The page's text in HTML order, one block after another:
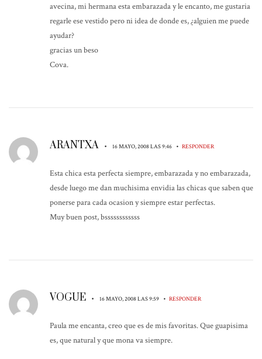
avecina, mi hermana esta embarazada y le encanto, me gustaria
regarle ese vestido pero ni idea de donde es, ¿alguien me puede
ayudar?
gracias un beso
Cova.
ARANTXA • 16 MAYO, 2008 LAS 9:46 • RESPONDER
Esta chica esta perfecta siempre, embarazada y no embarazada,
desde luego me dan muchisima envidia las chicas que saben que
ponerse para cada ocasion y siempre estar perfectas.
Muy buen post, bssssssssssss
VOGUE • 16 MAYO, 2008 LAS 9:59 • RESPONDER
Paula me encanta, creo que es de mis favoritas. Que guapisima
es, que natural y que mona va siempre.